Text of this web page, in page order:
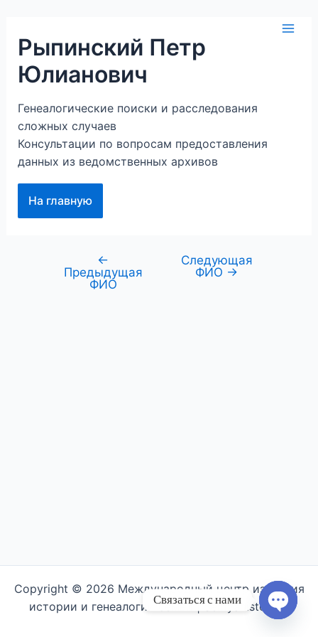
содержимому
Рыпинский Петр
Юлианович
Генеалогические поиски и расследования
сложных случаев
Консультации по вопросам предоставления
данных из ведомственных архивов
На главную
Навигация←
Предыдущая
ФИО
Следующая
ФИО →
Copyright © 2026 Международный центр изучения
истории и генеалогии семьи | Semyahistory.ru
Связаться с нами